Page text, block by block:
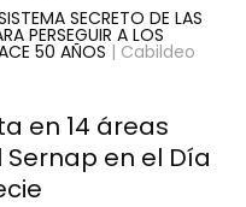
SECRETO DE LAS
PERSEGUIR A LOS
50 AÑOS | Cabildeo
en 14 áreas
en el Día